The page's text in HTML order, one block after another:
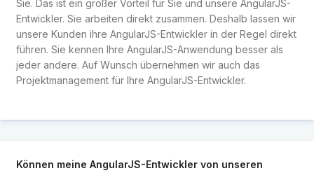
Sie. Das ist ein großer Vorteil für Sie und unsere AngularJS-
Entwickler. Sie arbeiten direkt zusammen. Deshalb lassen wir
unsere Kunden ihre AngularJS-Entwickler in der Regel direkt
führen. Sie kennen Ihre AngularJS-Anwendung besser als
jeder andere. Auf Wunsch übernehmen wir auch das
Projektmanagement für Ihre AngularJS-Entwickler.
Können meine AngularJS-Entwickler von unseren